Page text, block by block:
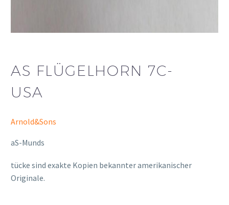
AS FLÜGELHORN 7C-
USA
Arnold&Sons
aS-Munds
osteopathe-nyon-cabinet-monney
tücke sind exakte Kopien bekannter amerikanischer
Originale.